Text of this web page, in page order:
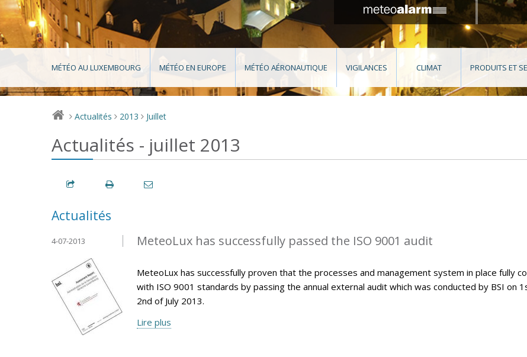
MÉTÉO AU LUXEMBOURG MÉTÉO EN EUROPE MÉTÉO AÉRONAUTIQUE VIGILANCES CLIMAT PRODUITS ET
> Actualités > 2013 > Juillet
Actualités - juillet 2013
Actualités
MeteoLux has successfully passed the ISO 9001 audit
4-07-2013
MeteoLux has successfully proven that the processes and management system in place fully
with ISO 9001 standards by passing the annual external audit which was conducted by BSI on
2nd of July 2013.
Lire plus